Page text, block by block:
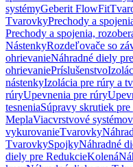
systémyGeberit FlowFit
TvarovkyPrechody a
Prechody a spojenia,
NástenkyRozdeľovače so
ohrievanieNáhradné diely
ohrievaniePríslušenstvo
nástenkyIzolácia pre rúry a
rúryUpevnenia pre rúry
tesneniaSúpravy skrutiek
MeplaViacvrstvové
vykurovanieTvarovky
TvarovkySpojkyNáhradné
diely pre RedukcieKolená